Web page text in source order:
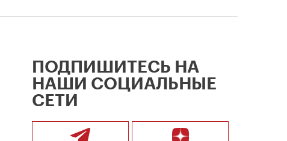
ПОДПИШИТЕСЬ НА
НАШИ СОЦИАЛЬНЫЕ
СЕТИ